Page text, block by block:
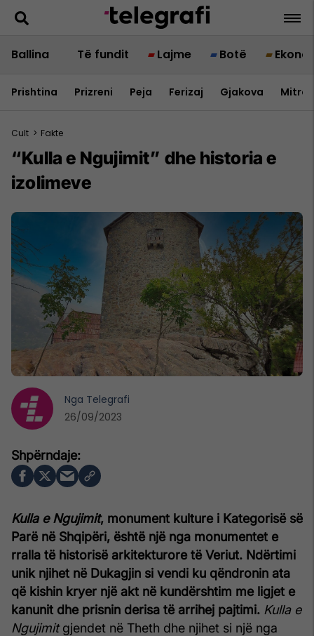
Ballina Të fundit Lajme Botë
Prishtina Prizreni Peja Ferizaj Gjakova
Cult > Fakte
“Kulla e Ngujimit” dhe historia e
izolimeve
Kulla e Ngujimit, monument kulture i Kategorisë së
Parë në Shqipëri, është një nga monumentet e
rralla të historisë arkitekturore të Veriut. Ndërtimi
unik njihet në Dukagjin si vendi ku qëndronin ata
që kishin kryer një akt në kundërshtim me ligjet e
kanunit dhe prisnin derisa të arrihej pajtimi. Kulla e
Ngujimitgjendet në Theth dhe njihet si një nga
Nga Telegrafi
26/09/2023